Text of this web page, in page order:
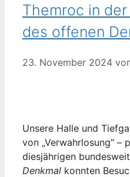
Themroc in
des offenen
23. November 2024
Unsere Halle und
von „Verwahrlosung“ –
diesjährigen
Denkmal konnten